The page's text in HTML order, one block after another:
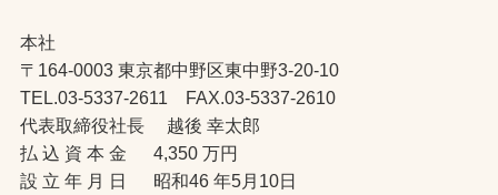
本社
〒164-0003 東京都中野区東中野3-20-10
TEL.03-5337-2611 FAX.03-5337-2610
代表取締役社長 越後 幸太郎
払 込 資 本 金 4,350 万円
設 立 年 月 日 昭和46 年5月10日